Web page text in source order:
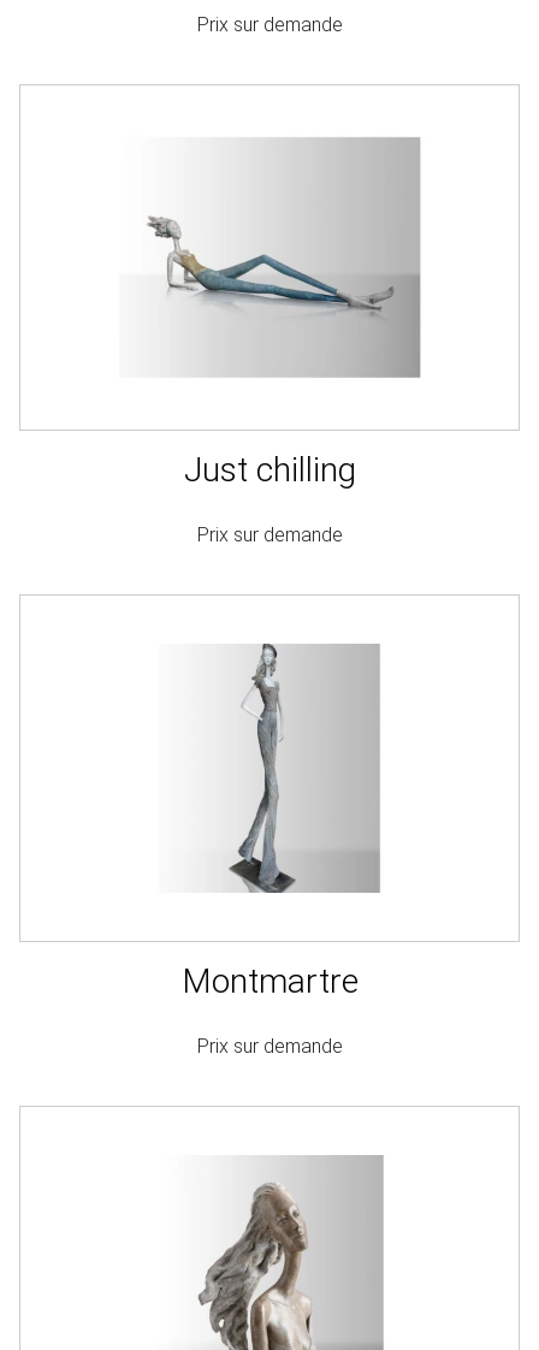
Prix sur demande
Just chilling
Prix sur demande
Montmartre
Prix sur demande